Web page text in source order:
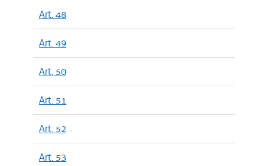
Art. 48
Art. 49
Art. 50
Art. 51
Art. 52
Art. 53